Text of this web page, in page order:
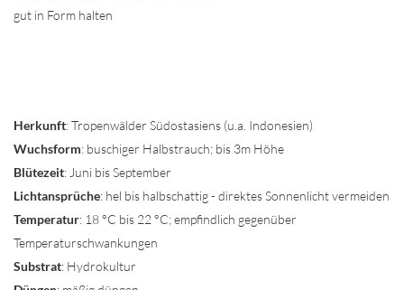
gut in Form halten
Herkunft: Tropenwälder Südostasiens (u.a. Indonesien)
Wuchsform: buschiger Halbstrauch; bis 3m Höhe
Blütezeit: Juni bis September
Lichtansprüche: hel bis halbschattig - direktes Sonnenlicht vermeiden
Temperatur: 18 °C bis 22 °C; empfindlich gegenüber
Temperaturschwankungen
Substrat: Hydrokultur